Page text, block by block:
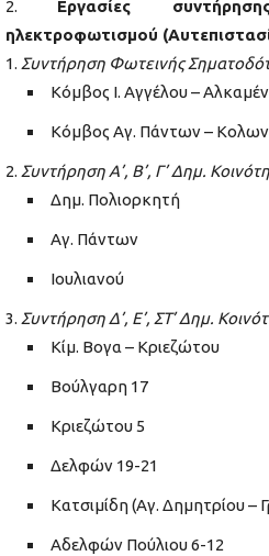
Εργασίες
ηλεκτροφωτισμού
Συντήρηση Φωτεινής
Κόμβος Ι. Αγγέλου –
Κόμβος Αγ. Πάντων –
Συντήρηση Α’, Β’, Γ’ Δημ.
Δημ. Πολιορκητή
Αγ. Πάντων
Ιουλιανού
Συντήρηση Δ’, Ε’, ΣΤ’ Δημ.
Κίμ. Βογα – Κριεζώτου
Βούλγαρη 17
Κριεζώτου 5
Δελφών 19-21
Κατσιμίδη (Αγ. Δημητρίου –
Αδελφών Πούλιου 6-12